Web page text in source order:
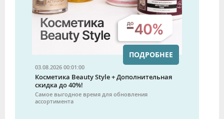
03.08.2026 00:01:00
Косметика Beauty Style + Дополнительная
скидка до 40%!
Самое выгодное время для обновления
ассортимента
ПОДРОБНЕЕ